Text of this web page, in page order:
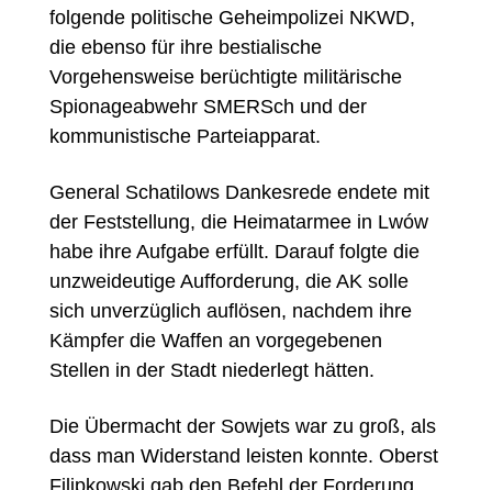
folgende politische Geheimpolizei NKWD,
die ebenso für ihre bestialische
Vorgehensweise berüchtigte militärische
Spionageabwehr SMERSch und der
kommunistische Parteiapparat.
General Schatilows Dankesrede endete mit
der Feststellung, die Heimatarmee in Lwów
habe ihre Aufgabe erfüllt. Darauf folgte die
unzweideutige Aufforderung, die AK solle
sich unverzüglich auflösen, nachdem ihre
Kämpfer die Waffen an vorgegebenen
Stellen in der Stadt niederlegt hätten.
Die Übermacht der Sowjets war zu groß, als
dass man Widerstand leisten konnte. Oberst
Filipkowski gab den Befehl der Forderung